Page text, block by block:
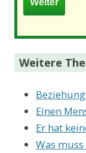
Weitere
Einen
Er hat
Was